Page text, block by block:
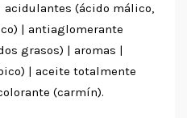
acidulantes (ácido málico,
| antiaglomerante
grasos) | aromas |
| aceite totalmente
(carmín).